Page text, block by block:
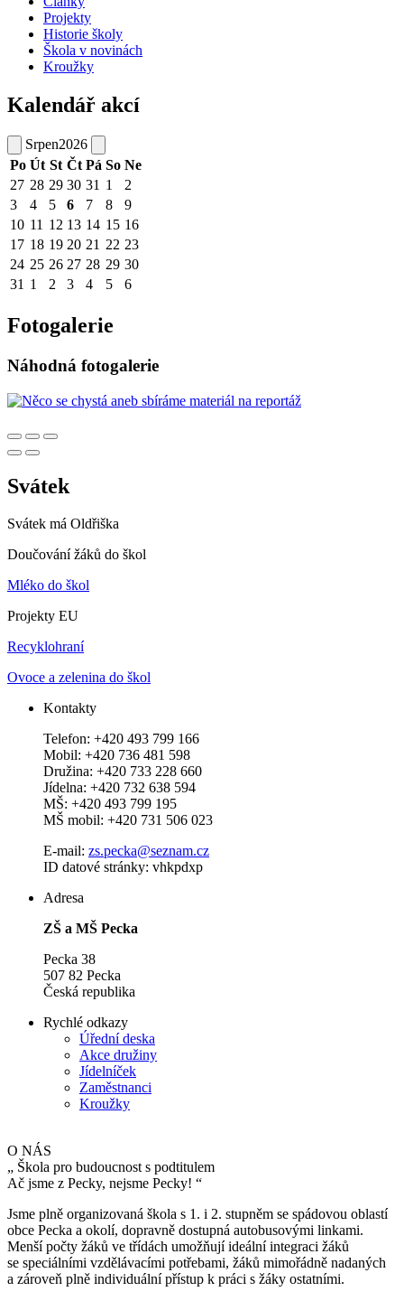
Projekty
Historie školy
Škola v novinách
Kroužky
Kalendář akcí
Srpen2026
Po Út St Čt Pá So Ne
27 28 29 30 31 1
2
3
4 5 6 7 8
9
10 11 12 13 14 15 16
17 18 19 20 21 22 23
24 25 26 27 28 29 30
31 1 2 3 4 5 6
Fotogalerie
Náhodná fotogalerie
Svátek
Svátek má Oldřiška
Doučování žáků do škol
Mléko do škol
Projekty EU
Recyklohraní
Ovoce a zelenina do škol
Kontakty
Telefon: +420 493 799 166
Mobil: +420 736 481 598
Družina: +420 733 228 660
Jídelna: +420 732 638 594
MŠ: +420 493 799 195
MŠ mobil: +420 731 506 023
E-mail: zs.pecka@seznam.cz
ID datové stránky: vhkpdxp
Adresa
ZŠ a MŠ Pecka
Pecka 38
507 82 Pecka
Česká republika
Rychlé odkazy
Úřední deska
Akce družiny
Jídelníček
Zaměstnanci
Kroužky
O NÁS
„ Škola pro budoucnost s podtitulem
Ač jsme z Pecky, nejsme Pecky! “
Jsme plně organizovaná škola s 1. i 2. stupněm se spádovou oblastí
obce Pecka a okolí, dopravně dostupná autobusovými linkami.
Menší počty žáků ve třídách umožňují ideální integraci žáků
se speciálními vzdělávacími potřebami, žáků mimořádně nadaných
a zároveň plně individuální přístup k práci s žáky ostatními.